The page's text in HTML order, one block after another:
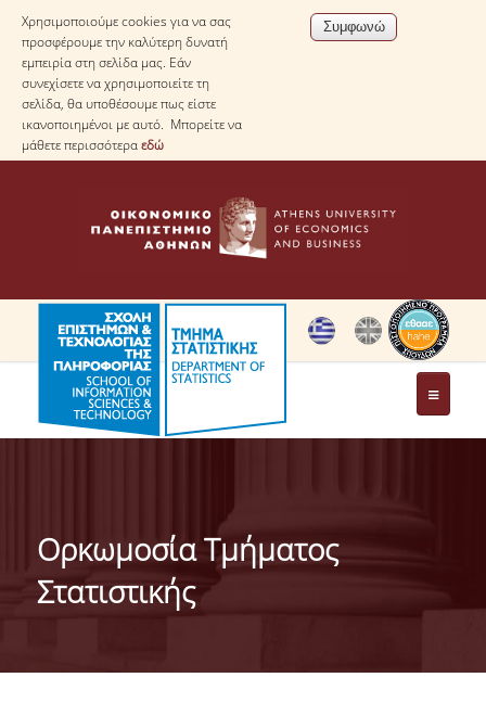
Χρησιμοποιούμε cookies για να σας
προσφέρουμε την καλύτερη δυνατή
εμπειρία στη σελίδα μας. Εάν
συνεχίσετε να χρησιμοποιείτε τη
σελίδα, θα υποθέσουμε πως είστε
ικανοποιημένοι με αυτό. Μπορείτε να
μάθετε περισσότεραεδώ
ΤΟ ΤΜΗΜΑ
ΔΙΟΙΚΗΣΗ ΤΟΥ ΤΜΗΜΑΤΟΣ
ΣΥΝΕΛΕΥΣΗ ΤΜΗΜΑΤΟΣ
Ορκωμοσία Τμήματος
Στατιστικής